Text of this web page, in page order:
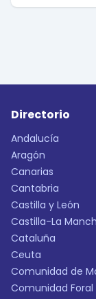
Directorio
Andalucía
Aragón
Canarias
Cantabria
Castilla y León
Castilla-La
Cataluña
Ceuta
Comunidad de
Comunidad Foral